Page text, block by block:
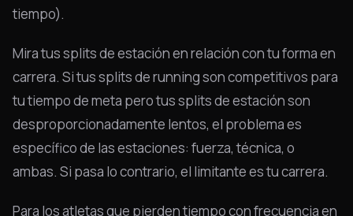
tiempo).
Mira tus splits de estación en relación con tu forma en
carrera. Si tus splits de running son competitivos para
tu tiempo de meta pero tus splits de estación son
desproporcionadamente lentos, el problema es
específico de las estaciones: fuerza, técnica, o
ambas. Si pasa lo contrario, el limitante es tu carrera.
Para los atletas que pierden tiempo con frecuencia en